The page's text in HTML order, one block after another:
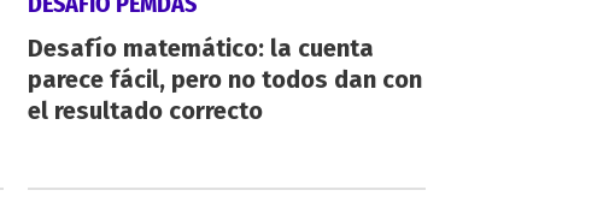
Desafío matemático: la cuenta
parece fácil, pero no todos dan con
el resultado correcto